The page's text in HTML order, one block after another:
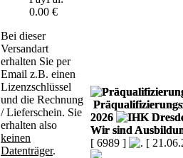
0.00 €
Bei dieser
Versandart
erhalten Sie per
Email z.B. einen
Lizenzschlüssel
und die Rechnung
/ Lieferschein. Sie
erhalten also
keinen
Datenträger.
2026
Wir sind
[ 6989 ]
[